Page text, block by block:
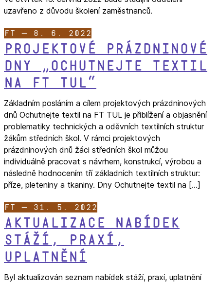
uzavřeno z důvodu školení zaměstnanců.
Projektové prázdninové
dny „Ochutnejte textil
na FT TUL“
FT — 8. 6. 2022
Základním posláním a cílem projektových prázdninových
dnů Ochutnejte textil na FT TUL je přiblížení a objasnění
problematiky technických a oděvních textilních struktur
žákům středních škol. V rámci projektových
prázdninových dnů žáci středních škol můžou
individuálně pracovat s návrhem, konstrukcí, výrobou a
následně hodnocením tří základních textilních struktur:
příze, pleteniny a tkaniny. Dny Ochutnejte textil na […]
Aktualizace nabídek
stáží, praxí,
uplatnění
FT — 31. 5. 2022
Byl aktualizován seznam nabídek stáží, praxí, uplatnění